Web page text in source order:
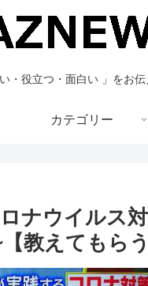
い・役立つ・面白い 」をお伝
カテゴリー
ナウイルス
教えてもらう